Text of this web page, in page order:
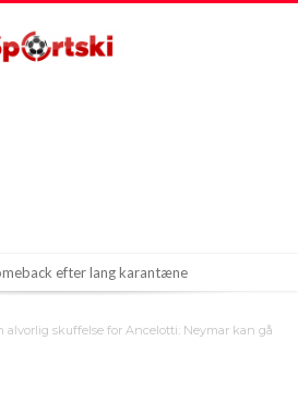
efter lang karantæne
på hvid røg fra Madrid: Hvor mange penge
alvorlig skuffelse for Ancelotti: Neymar kan gå